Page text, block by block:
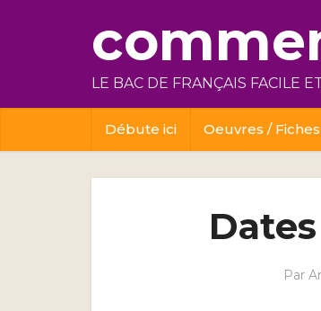
LE BAC DE FRANÇAIS FACILE
Débute ici Oeuvres / Fiches
Par